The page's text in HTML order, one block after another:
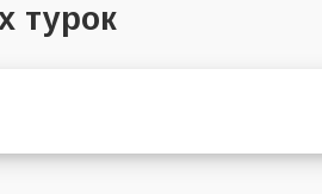
турок